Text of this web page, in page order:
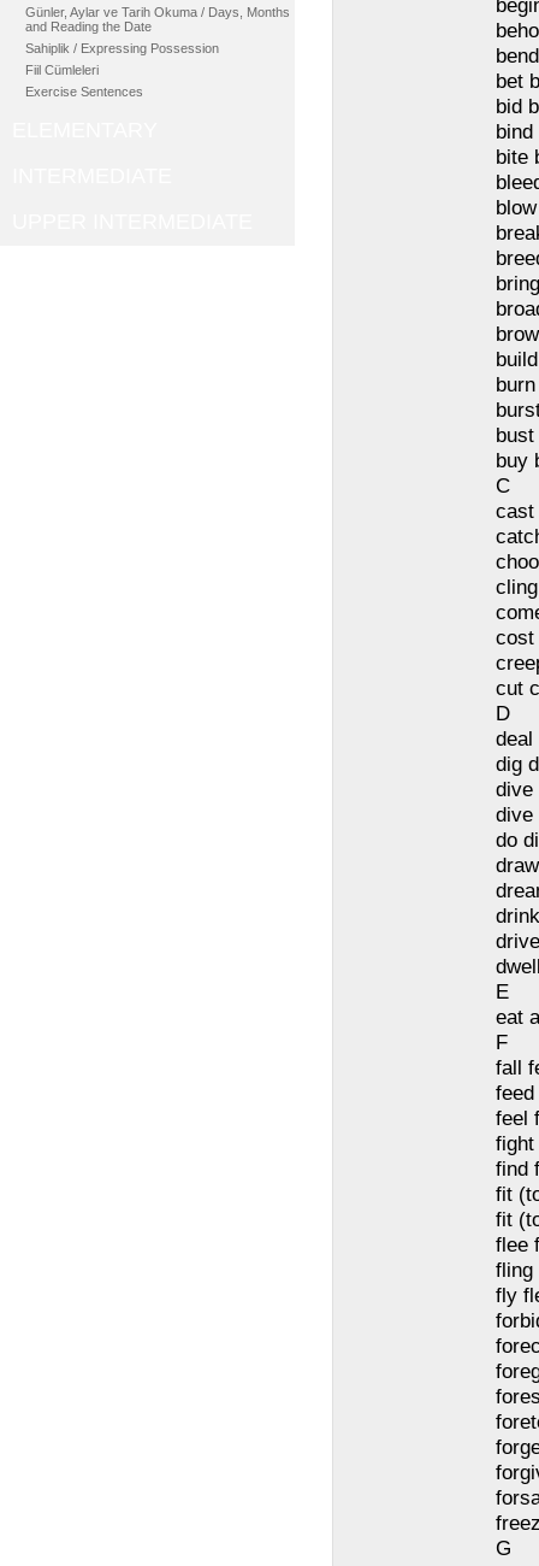
Günler, Aylar ve Tarih Okuma / Days, Months
and Reading the Date
Sahiplik / Expressing Possession
Fiil Cümleleri
Exercise Sentences
bet
bid
bind
bite
buy
C
cast
cost
cut
D
deal
dig
dive
dive
do
E
eat
F
fall
feel
fight
find
fit
fit
flee
fling
fly
G